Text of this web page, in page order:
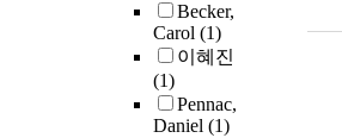
Becker,
Carol (1)
이혜진
(1)
Pennac,
Daniel (1)